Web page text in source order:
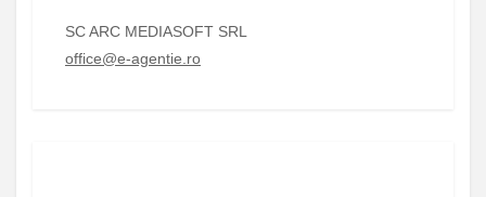
SC ARC MEDIASOFT SRL
office@e-agentie.ro